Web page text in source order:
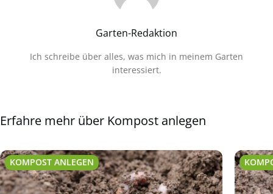
Garten-Redaktion
Ich schreibe über alles, was mich in meinem Garten
interessiert.
Erfahre mehr über Kompost anlegen
KOMPOST ANLEGEN